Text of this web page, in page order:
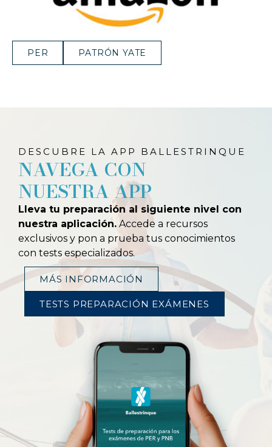
PER PATRÓN YATE
DESCUBRE LA APP BALLESTRINQUE
NAVEGA CON
NUESTRA APP
Lleva tu preparación al siguiente nivel con
nuestra aplicación. Accede a recursos
exclusivos y pon a prueba tus conocimientos
con tests especializados.
MÁS INFORMACIÓN
TESTS PREPARACIÓN EXÁMENES